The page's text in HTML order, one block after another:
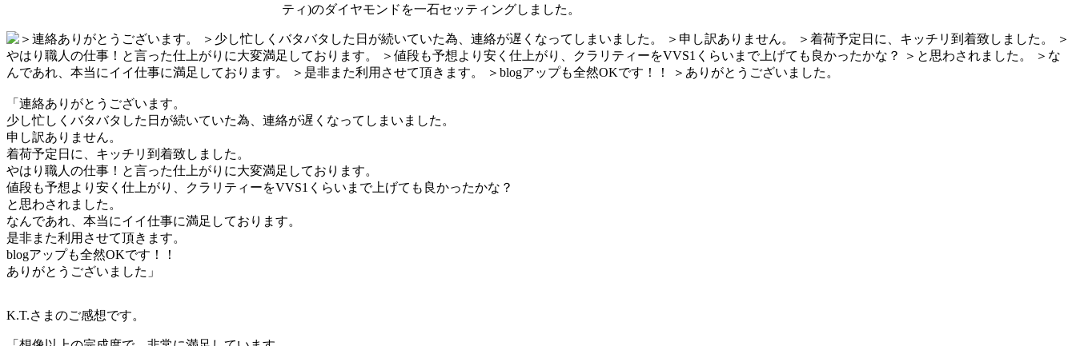
ティ)のダイヤモンドを一石セッティングしました。
「連絡ありがとうございます。
少し忙しくバタバタした日が続いていた為、連絡が遅くなってしまいました。
申し訳ありません。
着荷予定日に、キッチリ到着致しました。
やはり職人の仕事！と言った仕上がりに大変満足しております。
値段も予想より安く仕上がり、クラリティーをVVS1くらいまで上げても良かったかな？
と思わされました。
なんであれ、本当にイイ仕事に満足しております。
是非また利用させて頂きます。
blogアップも全然OKです！！
ありがとうございました」
K.T.さまのご感想です。